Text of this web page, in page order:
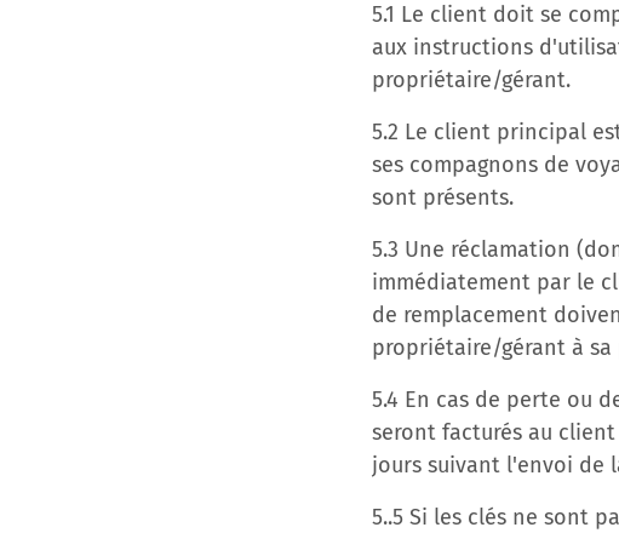
5.1 Le client doit se
aux instructions
propriétaire/gérant.
5.2 Le client principal
ses compagnons de
sont présents.
5.3 Une réclamation
immédiatement par le
de remplacement
propriétaire/gérant à sa
5.4 En cas de perte ou
seront facturés au
jours suivant l'envoi de
5..5 Si les clés ne sont